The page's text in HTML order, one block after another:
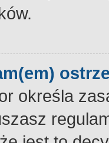
określa